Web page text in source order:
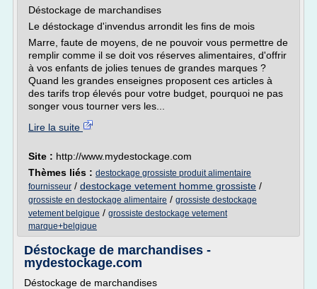
Déstockage de marchandises
Le déstockage d'invendus arrondit les fins de mois
Marre, faute de moyens, de ne pouvoir vous permettre de
remplir comme il se doit vos réserves alimentaires, d'offrir
à vos enfants de jolies tenues de grandes marques ?
Quand les grandes enseignes proposent ces articles à
des tarifs trop élevés pour votre budget, pourquoi ne pas
songer vous tourner vers les...
Lire la suite
Site : http://www.mydestockage.com
Thèmes liés : destockage grossiste produit alimentaire
fournisseur / destockage vetement homme grossiste /
grossiste en destockage alimentaire / grossiste destockage
vetement belgique / grossiste destockage vetement
marque+belgique
Déstockage de marchandises -
mydestockage.com
Déstockage de marchandises